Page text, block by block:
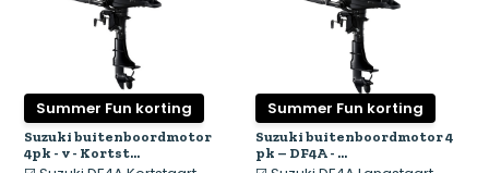
Summer Fun korting
Suzuki buitenboordmotor
4pk - v - Kortst...
Summer Fun korting
Suzuki buitenboordmotor 4
pk – DF4A - ...